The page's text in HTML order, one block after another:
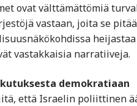
ovat välttämättömiä
vastaan, joita se pitää
vastakkaisia narratiiveja.
demokratiaan
että Israelin poliittinen